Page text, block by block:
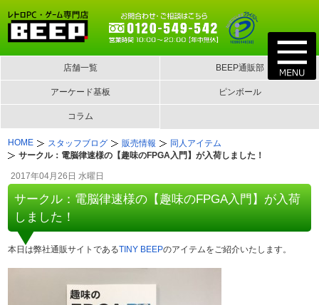
店舗一覧 BEEP通販部
アーケード基板 ピンボール
コラム
HOME スタッフブログ 販売情報
同人アイテム
サークル：電脳律速様の【趣味のFPGA入門】が入荷しました！
2017年04月26日 水曜日
サークル：電脳律速様の【趣味のFPGA入門】が入荷
しました！
本日は弊社通販サイトであるTINY BEEPのアイテムをご紹介いたします。